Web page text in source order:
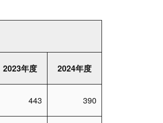
2023年度 2024年度
443 390